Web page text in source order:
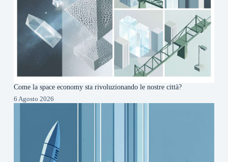
Come la space economy sta rivoluzionando le nostre città?
6 Agosto 2026